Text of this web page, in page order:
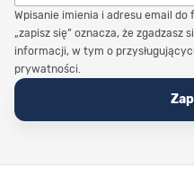
Wpisanie imienia i adresu email
„zapisz się” oznacza, że zgadzasz
informacji, w tym o
prywatności.